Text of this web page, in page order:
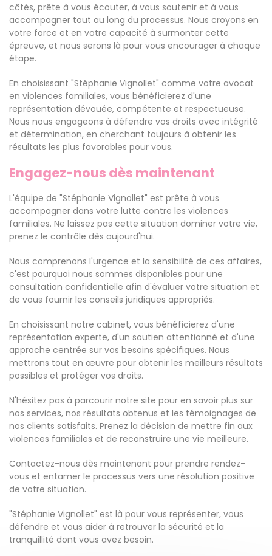
côtés, prête à vous écouter, à vous soutenir et à vous
accompagner tout au long du processus. Nous croyons en
votre force et en votre capacité à surmonter cette
épreuve, et nous serons là pour vous encourager à chaque
étape.
En choisissant "Stéphanie Vignollet" comme votre avocat
en violences familiales, vous bénéficierez d'une
représentation dévouée, compétente et respectueuse.
Nous nous engageons à défendre vos droits avec intégrité
et détermination, en cherchant toujours à obtenir les
résultats les plus favorables pour vous.
Engagez-nous dès maintenant
L'équipe de "Stéphanie Vignollet" est prête à vous
accompagner dans votre lutte contre les violences
familiales. Ne laissez pas cette situation dominer votre vie,
prenez le contrôle dès aujourd'hui.
Nous comprenons l'urgence et la sensibilité de ces affaires,
c'est pourquoi nous sommes disponibles pour une
consultation confidentielle afin d'évaluer votre situation et
de vous fournir les conseils juridiques appropriés.
En choisissant notre cabinet, vous bénéficierez d'une
représentation experte, d'un soutien attentionné et d'une
approche centrée sur vos besoins spécifiques. Nous
mettrons tout en œuvre pour obtenir les meilleurs résultats
possibles et protéger vos droits.
N'hésitez pas à parcourir notre site pour en savoir plus sur
nos services, nos résultats obtenus et les témoignages de
nos clients satisfaits. Prenez la décision de mettre fin aux
violences familiales et de reconstruire une vie meilleure.
Contactez-nous dès maintenant pour prendre rendez-
vous et entamer le processus vers une résolution positive
de votre situation.
"Stéphanie Vignollet" est là pour vous représenter, vous
défendre et vous aider à retrouver la sécurité et la
tranquillité dont vous avez besoin.